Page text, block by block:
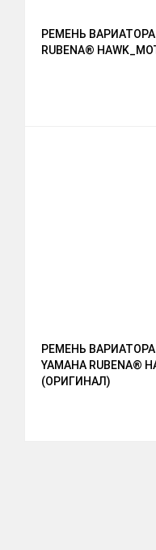
РЕМЕНЬ
RUBENA®
РЕМЕНЬ
YAMAHA RUBENA®
(ОРИГИНАЛ)